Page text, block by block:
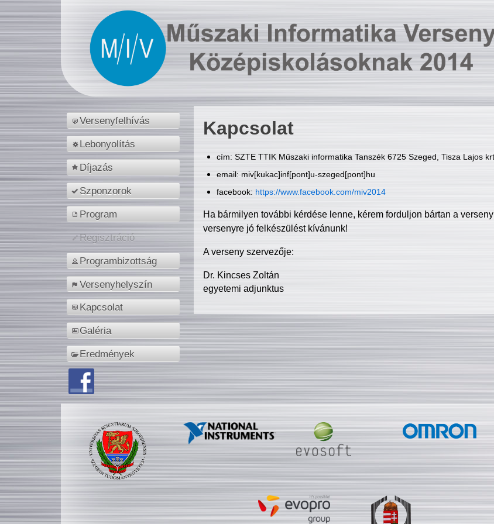
Versenyfelhívás
Lebonyolítás
Díjazás
Szponzorok
Program
Regisztráció
Programbizottság
Versenyhelyszín
Kapcsolat
Galéria
Eredmények
Kapcsolat
cím: SZTE TTIK Műszaki informatika Tanszék 6725 Szeged, Tisza Lajos
email: miv[kukac]inf[pont]u-szeged[pont]hu
facebook: https://www.facebook.com/miv2014
Ha bármilyen további kérdése lenne, kérem forduljon bártan a
versenyre jó felkészülést kívánunk!
A verseny szervezője:
Dr. Kincses Zoltán
egyetemi adjunktus